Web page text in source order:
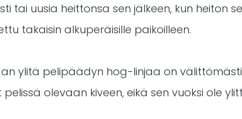
tai uusia heittonsa sen jälkeen, kun heiton
takaisin alkuperäisille paikoilleen.
ylitä pelipäädyn hog-linjaa on
pelissä olevaan kiveen, eikä sen vuoksi ole